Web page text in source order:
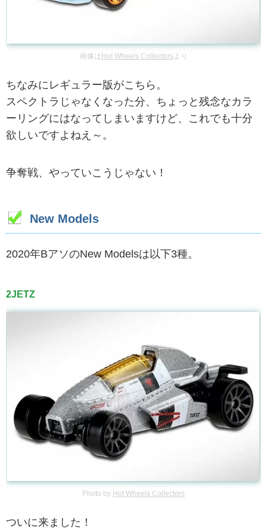
画像は Hot Wheels Collectors より
ちなみにレギュラー版がこちら。
スペクトラじゃなくなった分、ちょっと残念なカラ
ーリングにはなってしまいますけど、これでも十分
欲しいですよねえ～。
争奪戦、やっていこうじゃない！
New Models
2020年BアソのNew Modelsは以下3種。
2JETZ
Photo by Hot Wheels Collectors
ついに来ました！